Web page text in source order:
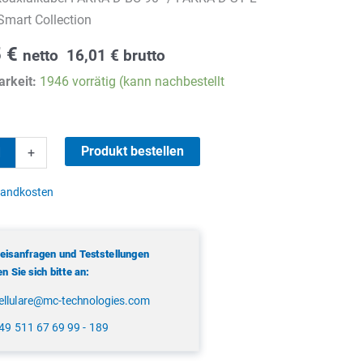
Collection
€ netto 16,01 € brutto
1946 vorrätig (kann nachbestellt
+ Produkt bestellen
und Teststellungen
Sie sich bitte an:
technologies.com
511 67 69 99 - 189